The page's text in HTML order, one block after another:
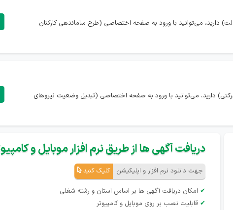
دارید، می‌توانید با ورود به صفحه اختصاصی (طرح ساماندهی کارکنان
دارید، می‌توانید با ورود به صفحه اختصاصی (تبدیل وضعیت نیروهای
دریافت آگهی ها از طریق نرم افزار موبایل و
جهت دانلود نرم افزار و اپلیکیشن کلیک کنید
✔ امکان دریافت آگهی ها بر اساس استان و رشته شغلی
✔ قابلیت نصب بر روی موبایل و کامپیوتر